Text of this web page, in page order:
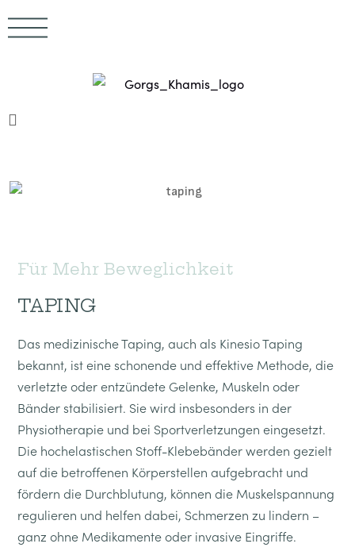
Für Mehr Beweglichkeit
TAPING
Das medizinische Taping, auch als Kinesio Taping
bekannt, ist eine schonende und effektive Methode, die
verletzte oder entzündete Gelenke, Muskeln oder
Bänder stabilisiert. Sie wird insbesonders in der
Physiotherapie und bei Sportverletzungen eingesetzt.
Die hochelastischen Stoff-Klebebänder werden gezielt
auf die betroffenen Körperstellen aufgebracht und
fördern die Durchblutung, können die Muskelspannung
regulieren und helfen dabei, Schmerzen zu lindern –
ganz ohne Medikamente oder invasive Eingriffe.